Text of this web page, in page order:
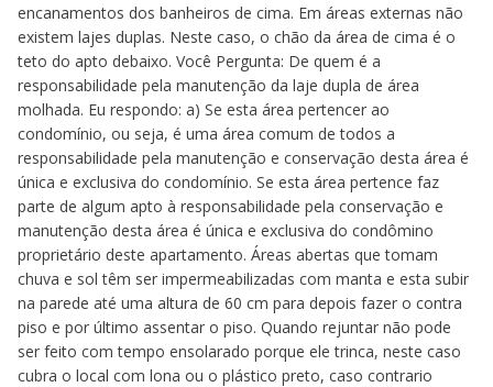
encanamentos dos banheiros de cima. Em áreas externas não
existem lajes duplas. Neste caso, o chão da área de cima é o
teto do apto debaixo. Você Pergunta: De quem é a
responsabilidade pela manutenção da laje dupla de área
molhada. Eu respondo: a) Se esta área pertencer ao
condomínio, ou seja, é uma área comum de todos a
responsabilidade pela manutenção e conservação desta área é
única e exclusiva do condomínio. Se esta área pertence faz
parte de algum apto à responsabilidade pela conservação e
manutenção desta área é única e exclusiva do condômino
proprietário deste apartamento. Áreas abertas que tomam
chuva e sol têm ser impermeabilizadas com manta e esta subir
na parede até uma altura de 60 cm para depois fazer o contra
piso e por último assentar o piso. Quando rejuntar não pode
ser feito com tempo ensolarado porque ele trinca, neste caso
cubra o local com lona ou o plástico preto, caso contrario